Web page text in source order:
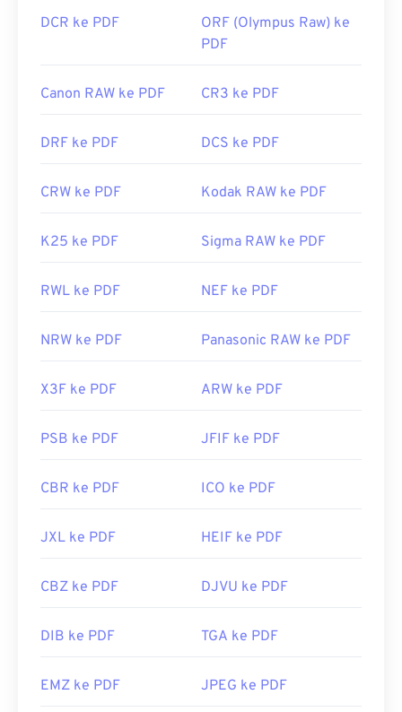
DCR ke PDF
ORF (Olympus Raw) ke
PDF
Canon RAW ke PDF CR3 ke PDF
DRF ke PDF DCS ke PDF
CRW ke PDF Kodak RAW ke PDF
K25 ke PDF Sigma RAW ke PDF
RWL ke PDF NEF ke PDF
NRW ke PDF Panasonic RAW ke PDF
X3F ke PDF ARW ke PDF
PSB ke PDF JFIF ke PDF
CBR ke PDF ICO ke PDF
JXL ke PDF HEIF ke PDF
CBZ ke PDF DJVU ke PDF
DIB ke PDF TGA ke PDF
EMZ ke PDF JPEG ke PDF